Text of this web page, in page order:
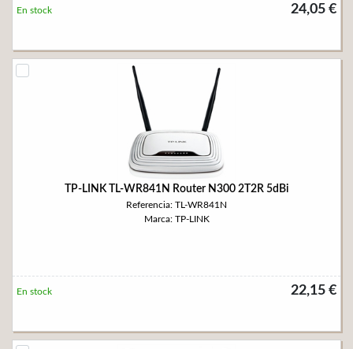
24,05 €
En stock
TP-LINK TL-WR841N Router N300 2T2R 5dBi
Referencia: TL-WR841N
Marca: TP-LINK
22,15 €
En stock